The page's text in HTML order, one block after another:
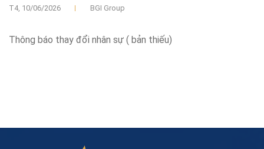
T4, 10/06/2026 BGI Group
Thông báo thay đổi nhân sự ( bản thiếu)